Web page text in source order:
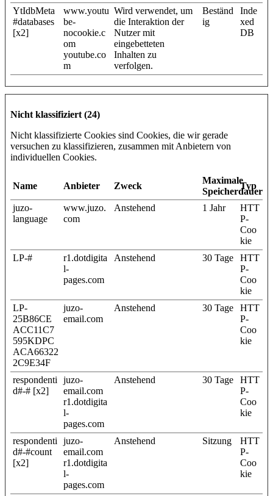
YtIdbMeta
#databases
[x2]
www.youtu
be-
nocookie.c
om
youtube.co
m
Wird verwendet, um
die Interaktion der
Nutzer mit
eingebetteten
Inhalten zu
verfolgen.
Beständ
ig
Inde
xed
DB
Nicht klassifiziert (24)
Nicht klassifizierte Cookies sind Cookies, die wir gerade
versuchen zu klassifizieren, zusammen mit Anbietern von
individuellen Cookies.
Name Anbieter Zweck
Maximale
Speicherdauer
Typ
juzo-
language
www.juzo.
com
Anstehend 1 Jahr
HTT
P-
Coo
kie
LP-#
r1.dotdigita
l-
pages.com
Anstehend 30 Tage
HTT
P-
Coo
kie
LP-
25B86CE
ACC11C7
595KDPC
ACA66322
2C9E34F
juzo-
email.com
Anstehend 30 Tage
HTT
P-
Coo
kie
respondenti
d#-# [x2]
juzo-
email.com
r1.dotdigita
l-
pages.com
Anstehend 30 Tage
HTT
P-
Coo
kie
respondenti
d#-#count
[x2]
juzo-
email.com
r1.dotdigita
l-
pages.com
Anstehend Sitzung
HTT
P-
Coo
kie